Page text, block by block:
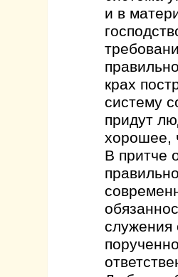
и в
крах
систему
придут
хорошее,
В притче
служения